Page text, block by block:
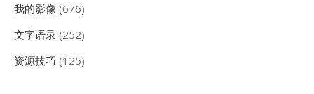
我的影像 (676)
文字语录 (252)
资源技巧 (125)